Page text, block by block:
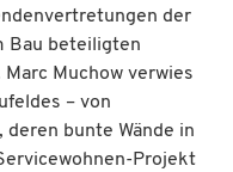
der
Bau beteiligten
Muchow verwies
– von
bunte Wände in
Projekt